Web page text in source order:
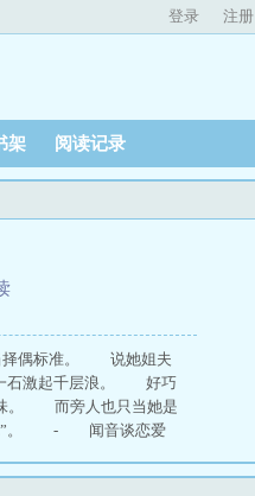
登录 注册
架 阅读记录
择偶标准。 说她姐夫
石激起千层浪。 好巧
味。 而旁人也只当她是
谶”。 - 闻音谈恋爱